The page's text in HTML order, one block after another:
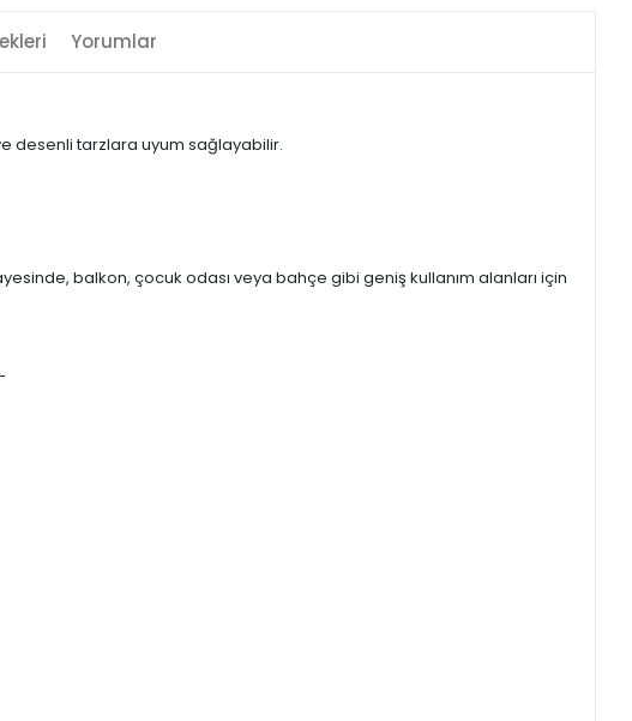
Yorumlar
desenli tarzlara uyum sağlayabilir.
balkon, çocuk odası veya bahçe gibi geniş kullanım alanları için